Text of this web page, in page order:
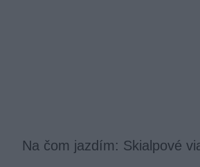
Na čom jazdím: Skialpové